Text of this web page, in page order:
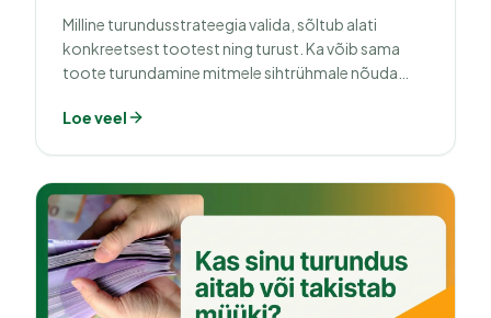
Milline turundusstrateegia valida, sõltub alati
konkreetsest tootest ning turust. Ka võib sama
toote turundamine mitmele sihtrühmale nõuda
Loe veel